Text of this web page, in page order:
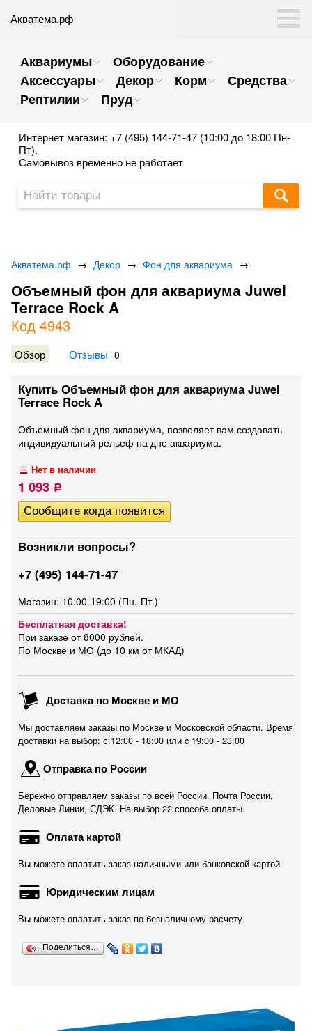
Акватема.рф
Аквариумы
Оборудование
Аксессуары
Декор Корм
Средства
Рептилии
Пруд
Интернет магазин: +7 (495) 144-71-47 (10:00 до 18:00 Пн-
Пт).
Самовывоз временно не работает
Акватема.рф → Декор → Фон для аквариума →
Объемный фон для аквариума Juwel
Terrace Rock A
Код 4943
Обзор Отзывы 0
Купить Объемный фон для аквариума Juwel
Terrace Rock A
Объемный фон для аквариума, позволяет вам создавать
индивидуальный рельеф на дне аквариума.
Нет в наличии
1 093 Р
Возникли вопросы?
+7 (495) 144-71-47
Магазин: 10:00-19:00 (Пн.-Пт.)
Бесплатная доставка!
При заказе от 8000 рублей.
По Москве и МО (до 10 км от МКАД)
Доставка по Москве и МО
Мы доставляем заказы по Москве и Московской области. Время
доставки на выбор: с 12:00 - 18:00 или c 19:00 - 23:00
Отправка по России
Бережно отправляем заказы по всей России. Почта России,
Деловые Линии, СДЭК. На выбор 22 способа оплаты.
Оплата картой
Вы можете оплатить заказ наличными или банковской картой.
Юридическим лицам
Вы можете оплатить заказ по безналичному расчету.
Поделиться…